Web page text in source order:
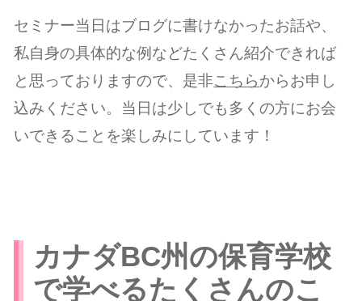
セミナー当日はブログに書けなかったお話や、
私自身の具体的な例などたくさん紹介できれば
と思っておりますので、是非こちらからお申し
込みください。当日は少しでも多くの方にお会
いできることを楽しみにしています！
カナダBC州の保育学校
で学べるたくさんのこ